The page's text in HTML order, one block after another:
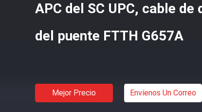
APC del SC UPC, cable
del puente FTTH G657A
Mejor Precio Envíenos Un Correo